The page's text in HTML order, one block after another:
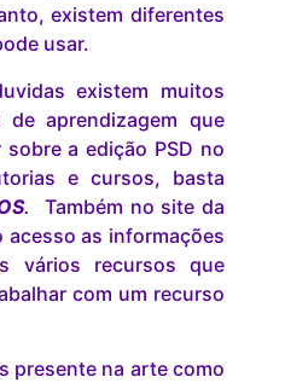
existem diferentes
usar.
existem muitos
aprendizagem que
a edição PSD no
e cursos, basta
.
Também no site da
acesso as informações
vários recursos que
com um recurso
presente na arte como